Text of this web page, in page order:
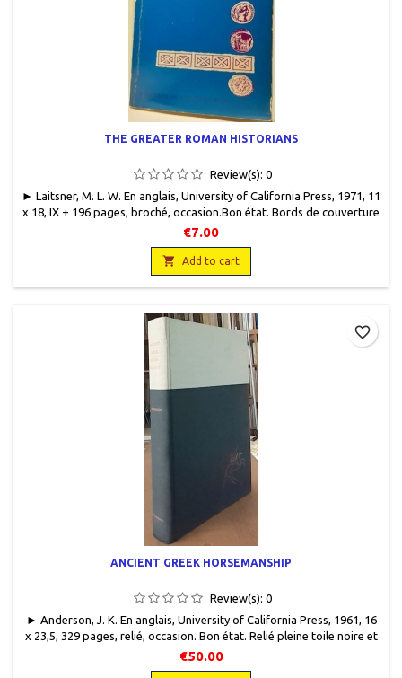
THE GREATER ROMAN HISTORIANS
Review(s): 0
► Laitsner, M. L. W. En anglais, University of California Press, 1971, 11
x 18, IX + 196 pages, broché, occasion.Bon état. Bords de couverture
légèrement frottés. Nom du propriétaire au stylo sur la page de
€7.00
 Add to cart
ANCIENT GREEK HORSEMANSHIP
Review(s): 0
► Anderson, J. K. En anglais, University of California Press, 1961, 16
x 23,5, 329 pages, relié, occasion. Bon état. Relié pleine toile noire et
crème. Mouillure au coin haut recto et verso de couverture. Jaquette
€50.00
favorite_border